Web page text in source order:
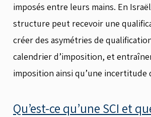
imposés entre leurs mains. En
structure peut recevoir une
créer des asymétries de
calendrier d’imposition, et
imposition ainsi qu’une incertitude
Qu’est-ce qu’une SCI et